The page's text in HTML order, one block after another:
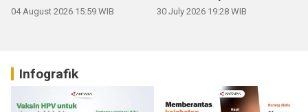
04 August 2026 15:59 WIB 30 July 2026 19:28 WIB
Infografik